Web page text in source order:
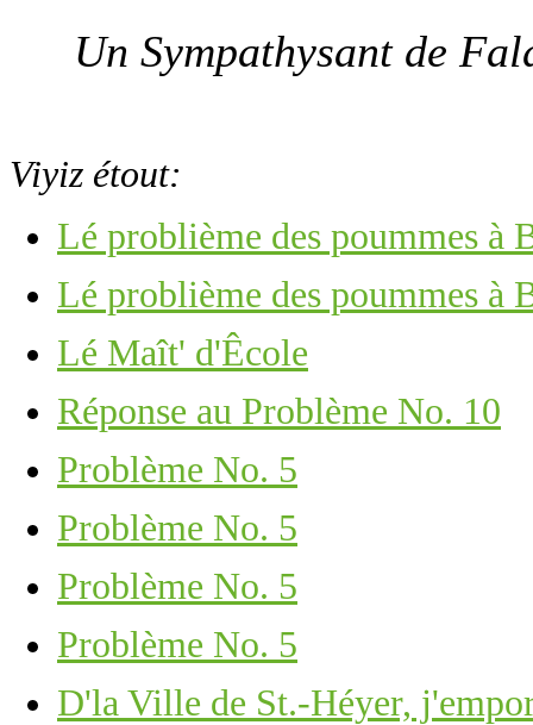
Un Sympathysant de
Viyiz étout:
Lé problième des poummes à
Lé problième des poummes à
Lé Maît' d'Êcole
Réponse au Problème No. 10
Problème No. 5
Problème No. 5
Problème No. 5
Problème No. 5
D'la Ville de St.-Héyer,